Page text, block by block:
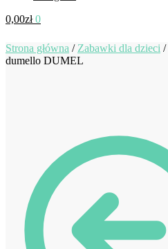
0,00zł 0
Strona główna / Zabawki dla dzieci /
dumello DUMEL